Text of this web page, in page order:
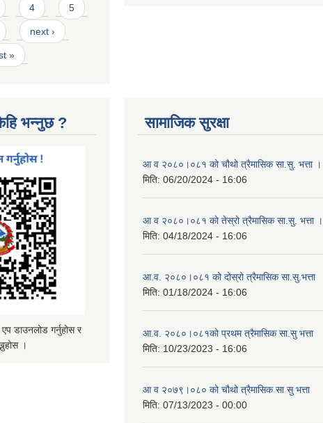
4 5
next ›
»
भन्नुछ ?
डाउनलोड गर्नुहोस र
।
सामाजिक सुरक्षा
आ व २०८०।०८१ को चौथो त्रैमासिक सा.सु. भत्ता ।
मिति: 06/20/2024 - 16:06
आ व २०८०।०८१ को तेस्रो त्रैमासिक सा.सु. भत्ता ।
मिति: 04/18/2024 - 16:06
आ.व. २०८०।०८१ को दोस्रो त्रैमासिक सा.सु.भत्ता
मिति: 01/18/2024 - 16:06
आ.व. २०८०।०८१को प्रथम त्रैमासिक सा.सु भत्ता
मिति: 10/23/2023 - 16:06
आ व २०७९।०८० को चौथो त्रैमासिक सा सु भत्ता
मिति: 07/13/2023 - 00:00